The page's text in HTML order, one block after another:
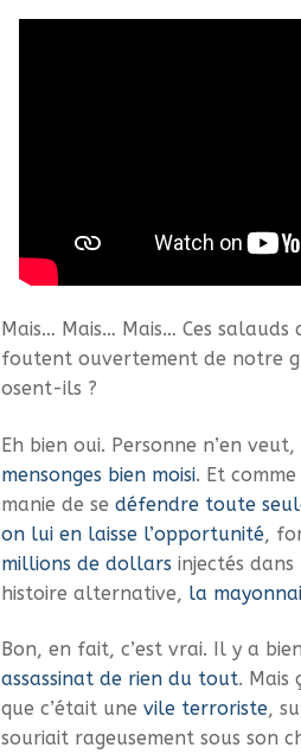
Mais… Mais… Mais… Ces salauds
foutent ouvertement de notre
osent-ils ?
Eh bien oui. Personne n’en veut,
mensonges bien moisi. Et
manie de se défendre toute
on lui en laisse l’opportunité,
millions de dollars injectés
histoire alternative, la
Bon, en fait, c’est vrai. Il y a
assassinat de rien du tout. Mais
que c’était une vile terroriste,
souriait rageusement sous son